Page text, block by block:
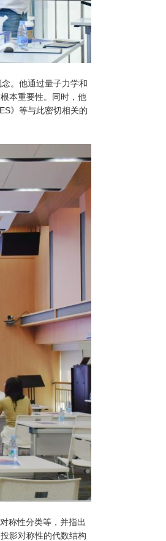
。他通过量子力学和
本重要性。同时，他
》等与此密切相关的
称性分类等，并指出
影对称性的代数结构